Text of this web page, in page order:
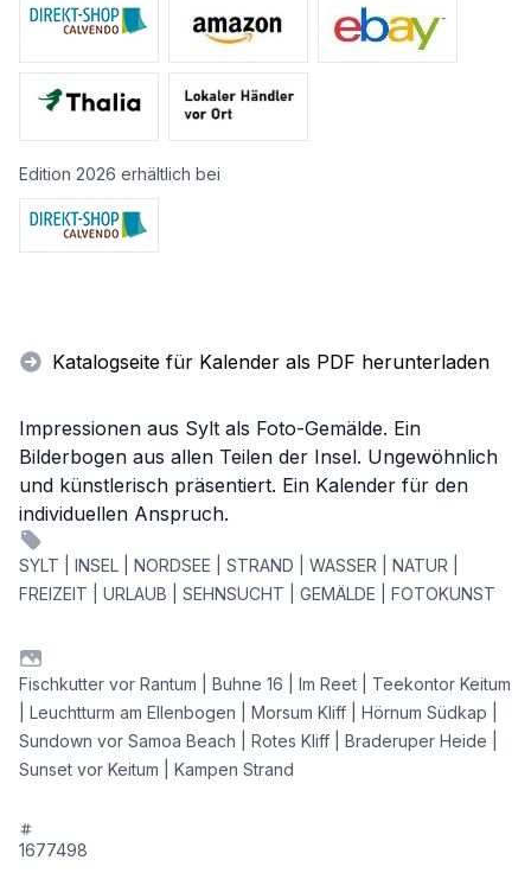
Edition 2026 erhältlich bei
Katalogseite für Kalender als PDF herunterladen
Impressionen aus Sylt als Foto-Gemälde. Ein
Bilderbogen aus allen Teilen der Insel. Ungewöhnlich
und künstlerisch präsentiert. Ein Kalender für den
individuellen Anspruch.
SYLT | INSEL | NORDSEE | STRAND | WASSER | NATUR |
FREIZEIT | URLAUB | SEHNSUCHT | GEMÄLDE | FOTOKUNST
Fischkutter vor Rantum | Buhne 16 | Im Reet | Teekontor Keitum
| Leuchtturm am Ellenbogen | Morsum Kliff | Hörnum Südkap |
Sundown vor Samoa Beach | Rotes Kliff | Braderuper Heide |
Sunset vor Keitum | Kampen Strand
1677498